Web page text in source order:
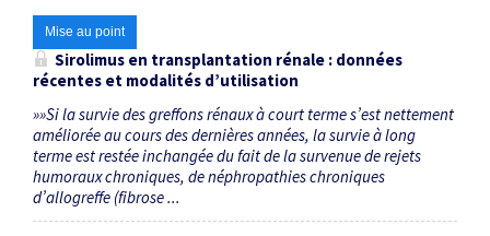
Mise au point
Sirolimus en transplantation rénale : données
récentes et modalités d’utilisation
»»Si la survie des greffons rénaux à court terme s’est nettement
améliorée au cours des dernières années, la survie à long
terme est restée inchangée du fait de la survenue de rejets
humoraux chroniques, de néphropathies chroniques
d’allogreffe (fibrose ...